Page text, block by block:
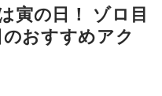
我慢しすぎ度20％
音を出そうという意識は
ぎは少なめです。ただ、
寅の日！ ゾロ目
おすすめアク